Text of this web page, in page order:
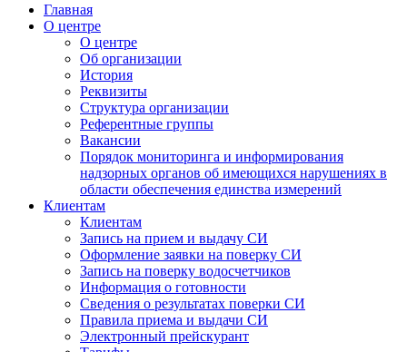
Главная
О центре
О центре
Об организации
История
Реквизиты
Структура организации
Референтные группы
Вакансии
Порядок мониторинга и информирования
надзорных органов об имеющихся нарушениях в
области обеспечения единства измерений
Клиентам
Клиентам
Запись на прием и выдачу СИ
Оформление заявки на поверку СИ
Запись на поверку водосчетчиков
Информация о готовности
Сведения о результатах поверки СИ
Правила приема и выдачи СИ
Электронный прейскурант